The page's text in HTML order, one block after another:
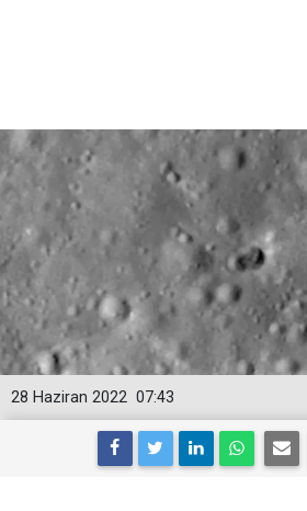
07:43
28 Haziran 2022